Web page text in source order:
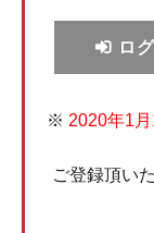
ロ
※ 2020年1
ご登録頂い